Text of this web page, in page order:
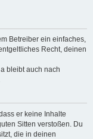
Betreiber ein einfaches,
Recht, deinen
bleibt auch nach
er keine Inhalte
Sitten verstoßen. Du
die in deinen